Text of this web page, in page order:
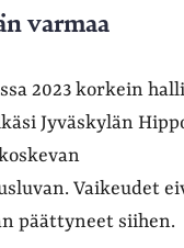
varmaa
2023 korkein
Jyväskylän
Vaikeudet
päättyneet siihen.